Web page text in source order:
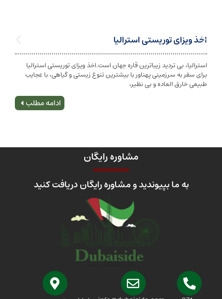
توریستی استرالیا
تردید زیباترین قاره جهان است.اخذ ویزای توریستی استرالیا
سرزمینی پهناور با بیشترین تنوع زیستی و گیاهی، با عجایب
العاده و بی نظیر،
تابعیت و اخذ
شخص به دولت
مشاوره رایگان
بپیوندید و مشاوره رایگان دریافت کنید